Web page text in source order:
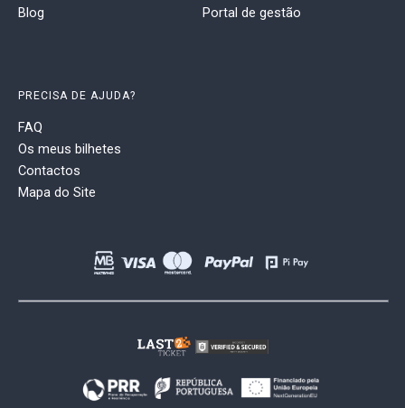
Blog
Portal de gestão
PRECISA DE AJUDA?
FAQ
Os meus bilhetes
Contactos
Mapa do Site